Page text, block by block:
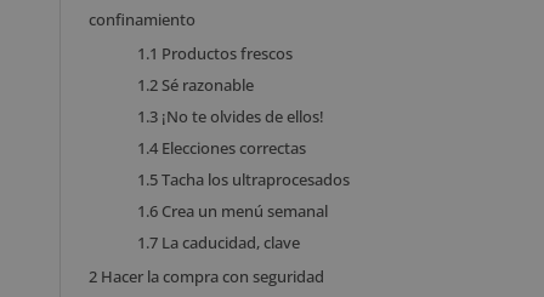
confinamiento
1.1 Productos frescos
1.2Sé razonable
1.3¡No te olvides de ellos!
1.4Elecciones correctas
1.5Tacha los ultraprocesados
1.6Crea un menú semanal
1.7La caducidad, clave
2Hacer la compra con seguridad